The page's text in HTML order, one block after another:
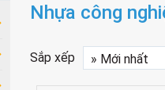
Nhựa công
Sắp xếp